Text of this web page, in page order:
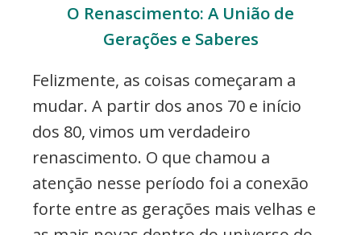
O Renascimento: A União de
Gerações e Saberes
Felizmente, as coisas começaram a
mudar. A partir dos anos 70 e início
dos 80, vimos um verdadeiro
renascimento. O que chamou a
atenção nesse período foi a conexão
forte entre as gerações mais velhas e